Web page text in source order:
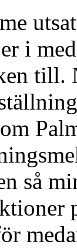
i
till.
så